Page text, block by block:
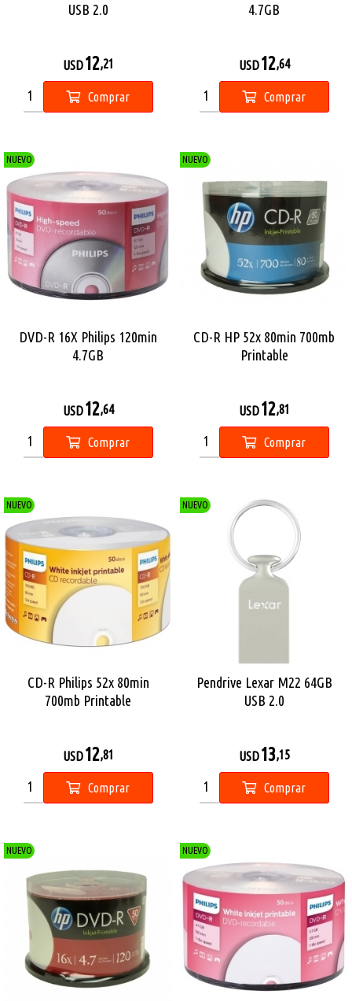
USB 2.0
USD12,21
Comprar
4.7GB
USD12,64
Comprar
NUEVO
DVD-R 16X Philips 120min
4.7GB
USD12,64
Comprar
NUEVO
CD-R HP 52x 80min 700mb
Printable
USD12,81
Comprar
NUEVO
CD-R Philips 52x 80min
700mb Printable
USD12,81
Comprar
NUEVO
Pendrive Lexar M22 64GB
USB 2.0
USD13,15
Comprar
NUEVO NUEVO